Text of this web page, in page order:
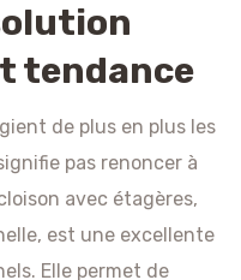
tendance
de plus en plus les
pas renoncer à
avec étagères,
est une excellente
Elle permet de